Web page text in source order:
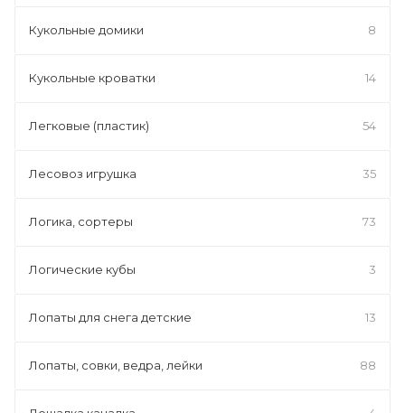
Кукольные домики 8
Кукольные кроватки 14
Легковые (пластик) 54
Лесовоз игрушка 35
Логика, сортеры 73
Логические кубы 3
Лопаты для снега детские 13
Лопаты, совки, ведра, лейки 88